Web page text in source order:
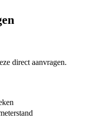
direct aanvragen.